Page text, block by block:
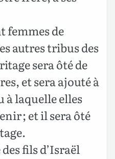
femmes de
autres tribus des
sera ôté de
et sera ajouté à
à laquelle elles
; et il sera ôté
fils d’Israël